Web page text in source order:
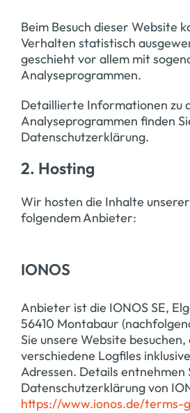
Beim Besuch dieser Website
Verhalten statistisch
geschieht vor allem mit
Analyseprogrammen.
Detaillierte Informationen zu
Analyseprogrammen finden
Datenschutzerklärung.
2. Hosting
Wir hosten die Inhalte
folgendem Anbieter:
IONOS
Anbieter ist die IONOS SE,
56410 Montabaur
Sie unsere Website
verschiedene Logfiles
Adressen. Details entnehmen
Datenschutzerklärung von
https://www.ionos.de/